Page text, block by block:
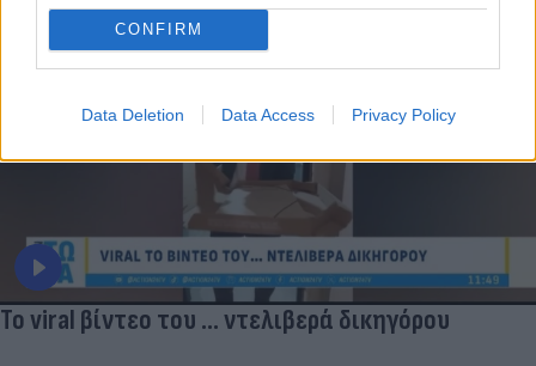
CONFIRM
Data Deletion Data Access Privacy Policy
Το viral βίντεο του ... ντελιβερά δικηγόρου